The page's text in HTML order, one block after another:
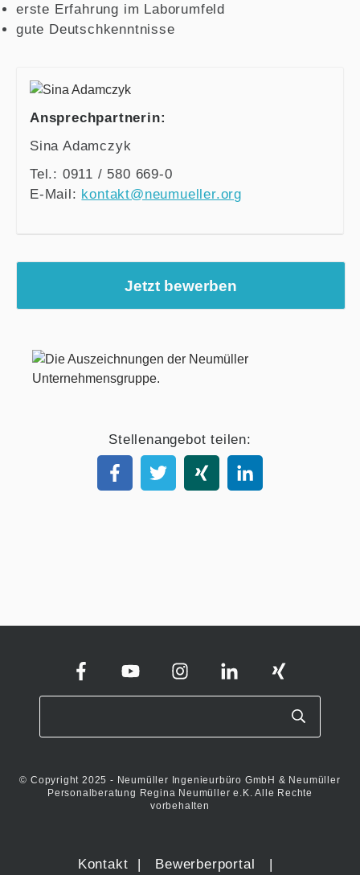
erste Erfahrung im Laborumfeld
gute Deutschkenntnisse
Ansprechpartnerin:
Sina Adamczyk
Tel.: 0911 / 580 669-0
E-Mail: kontakt@neumueller.org
Jetzt bewerben
Stellenangebot teilen:
© Copyright 2025 - Neumüller Ingenieurbüro GmbH & Neumüller
Personalberatung Regina Neumüller e.K. Alle Rechte
vorbehalten
Kontakt | Bewerberportal |